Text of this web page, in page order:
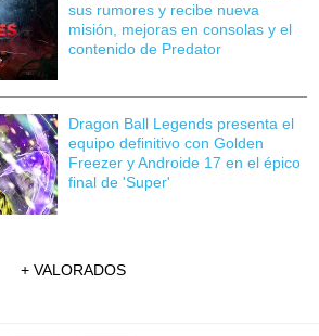
sus rumores y recibe nueva
misión, mejoras en consolas y el
contenido de Predator
Dragon Ball Legends presenta el
equipo definitivo con Golden
Freezer y Androide 17 en el épico
final de 'Super'
+ VALORADOS